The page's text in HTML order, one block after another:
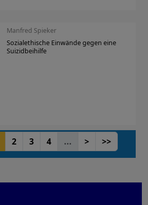
Manfred Spieker
Sozialethische Einwände gegen eine
Suizidbeihilfe
2 3 4 ... > >>